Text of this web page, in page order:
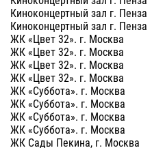
Киноконцертный зал г. Пенза
Киноконцертный зал г. Пенза
ЖК «Цвет 32». г. Москва
ЖК «Цвет 32». г. Москва
ЖК «Цвет 32». г. Москва
ЖК «Цвет 32». г. Москва
ЖК «Суббота». г. Москва
ЖК «Суббота». г. Москва
ЖК «Суббота». г. Москва
ЖК «Суббота». г. Москва
ЖК Сады Пекина, г. Москва